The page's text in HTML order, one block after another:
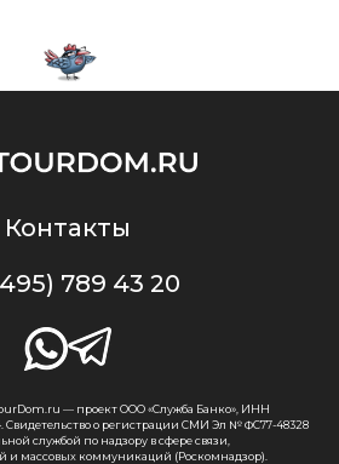
Контакты
789 43 20
— проект ООО «Служба Банко», ИНН
Свидетельство о регистрации СМИ Эл № ФС77-48328
службой по надзору в сфере связи,
и массовых коммуникаций (Роскомнадзор).